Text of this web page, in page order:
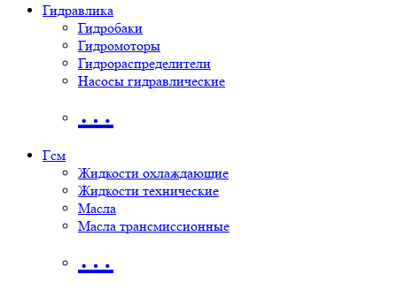
Гидравлика
Гидробаки
Гидромоторы
Гидрораспределители
Насосы гидравлические
…
Гсм
Жидкости охлаждающие
Жидкости технические
Масла
Масла трансмиссионные
…